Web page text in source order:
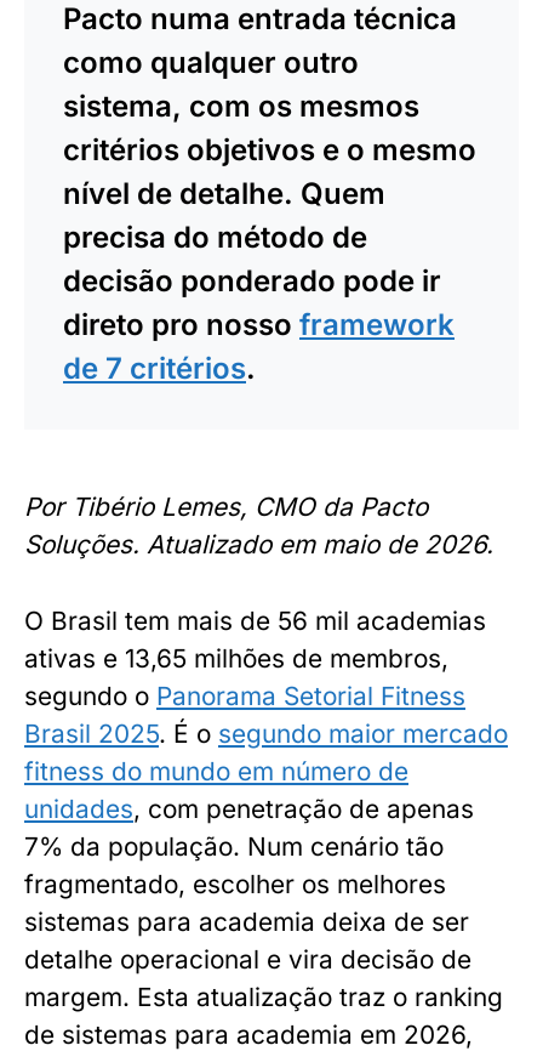
Pacto numa entrada técnica
como qualquer outro
sistema, com os mesmos
critérios objetivos e o mesmo
nível de detalhe. Quem
precisa do método de
decisão ponderado pode ir
direto pro nosso framework
de 7 critérios.
Por Tibério Lemes, CMO da Pacto
Soluções. Atualizado em maio de 2026.
O Brasil tem mais de 56 mil academias
ativas e 13,65 milhões de membros,
segundo o Panorama Setorial Fitness
Brasil 2025. É o segundo maior mercado
fitness do mundo em número de
unidades, com penetração de apenas
7% da população. Num cenário tão
fragmentado, escolher os melhores
sistemas para academia deixa de ser
detalhe operacional e vira decisão de
margem. Esta atualização traz o ranking
de sistemas para academia em 2026,